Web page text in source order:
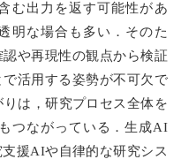
む出力を返す可能性があ
明な場合も多い．そのた
や再現性の観点から検証
活用する姿勢が不可欠で
は，研究プロセス全体を
つながっている．生成AI
援AIや自律的な研究シス